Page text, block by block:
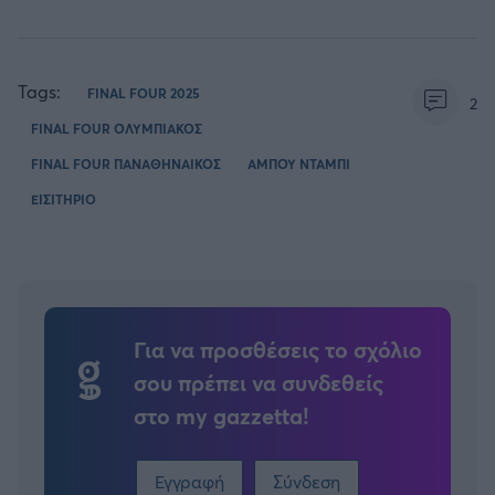
Tags:
FINAL FOUR 2025
FINAL FOUR ΟΛΥΜΠΙΑΚΟΣ
FINAL FOUR ΠΑΝΑΘΗΝΑΙΚΟΣ
ΑΜΠΟΥ ΝΤΑΜΠΙ
ΕΙΣΙΤΗΡΙΟ
2
Για να προσθέσεις το σχόλιο
σου πρέπει να συνδεθείς
στο my gazzetta!
Εγγραφή Σύνδεση